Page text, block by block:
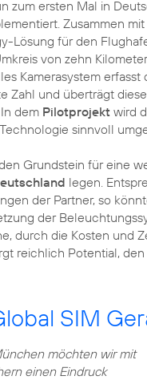
zum ersten Mal in
Zusammen
Lösung für den
von zehn
Kamerasystem
Zahl und überträgt
dem Pilotprojekt wird
sinnvoll
Grundstein für eine
legen.
der Partner, so
der
durch die Kosten und
reichlich Potential,
SIM
möchten wir mit
einen Eindruck